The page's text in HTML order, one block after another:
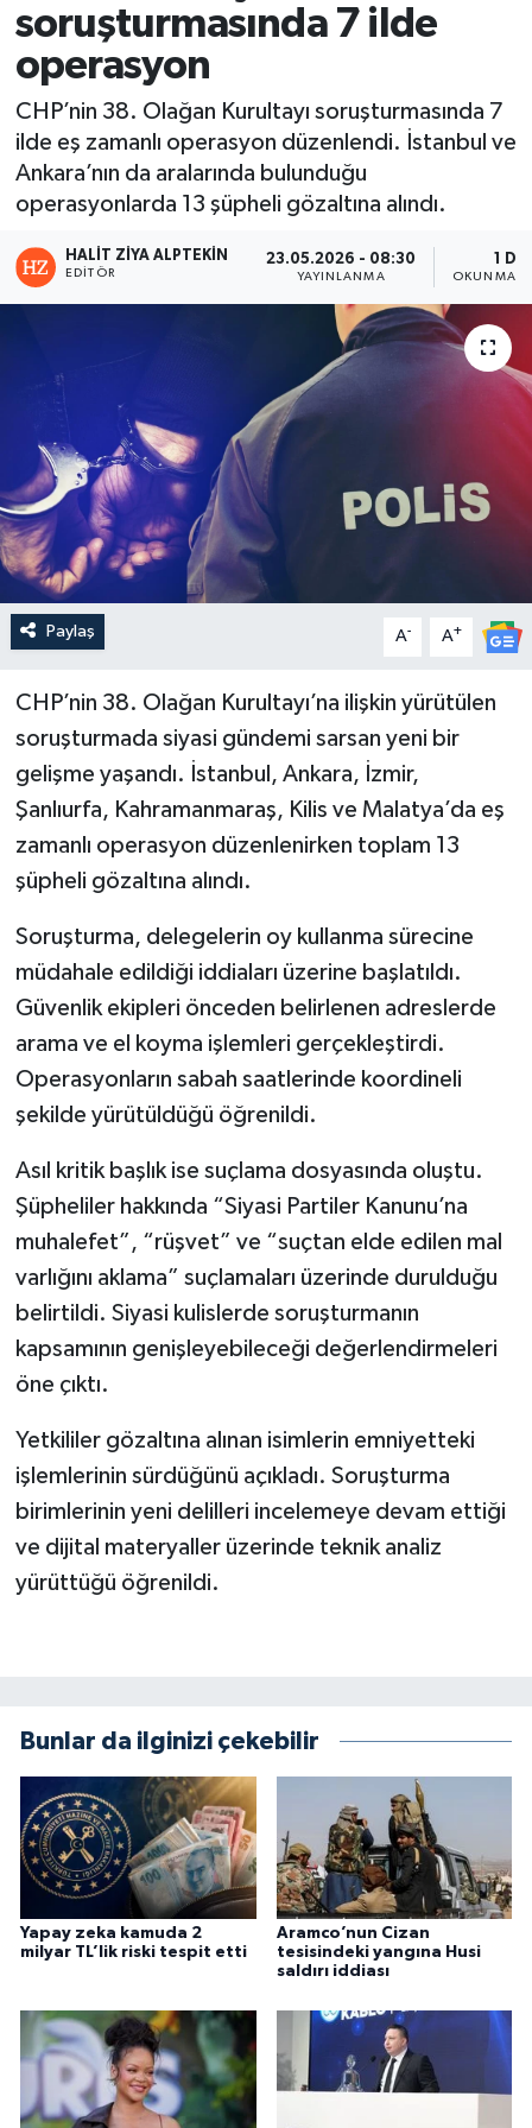
soruşturmasında 7 ilde
operasyon
CHP’nin 38. Olağan Kurultayı soruşturmasında 7
ilde eş zamanlı operasyon düzenlendi. İstanbul ve
Ankara’nın da aralarında bulunduğu
operasyonlarda 13 şüpheli gözaltına alındı.
HALIT ZIYA ALPTEKIN
EDITÖR
23.05.2026 - 08:30
YAYINLANMA
1 DK
OKUNMA
Paylaş A- A+
CHP’nin 38. Olağan Kurultayı’na ilişkin yürütülen
soruşturmada siyasi gündemi sarsan yeni bir
gelişme yaşandı. İstanbul, Ankara, İzmir,
Şanlıurfa, Kahramanmaraş, Kilis ve Malatya’da eş
zamanlı operasyon düzenlenirken toplam 13
şüpheli gözaltına alındı.
Soruşturma, delegelerin oy kullanma sürecine
müdahale edildiği iddiaları üzerine başlatıldı.
Güvenlik ekipleri önceden belirlenen adreslerde
arama ve el koyma işlemleri gerçekleştirdi.
Operasyonların sabah saatlerinde koordineli
şekilde yürütüldüğü öğrenildi.
Asıl kritik başlık ise suçlama dosyasında oluştu.
Şüpheliler hakkında “Siyasi Partiler Kanunu’na
muhalefet”, “rüşvet” ve “suçtan elde edilen mal
varlığını aklama” suçlamaları üzerinde durulduğu
belirtildi. Siyasi kulislerde soruşturmanın
kapsamının genişleyebileceği değerlendirmeleri
öne çıktı.
Yetkililer gözaltına alınan isimlerin emniyetteki
işlemlerinin sürdüğünü açıkladı. Soruşturma
birimlerinin yeni delilleri incelemeye devam ettiği
ve dijital materyaller üzerinde teknik analiz
yürüttüğü öğrenildi.
Bunlar da ilginizi çekebilir
Yapay zeka kamuda 2
milyar TL’lik riski tespit etti
Aramco’nun Cizan
tesisindeki yangına Husi
saldırı iddiası